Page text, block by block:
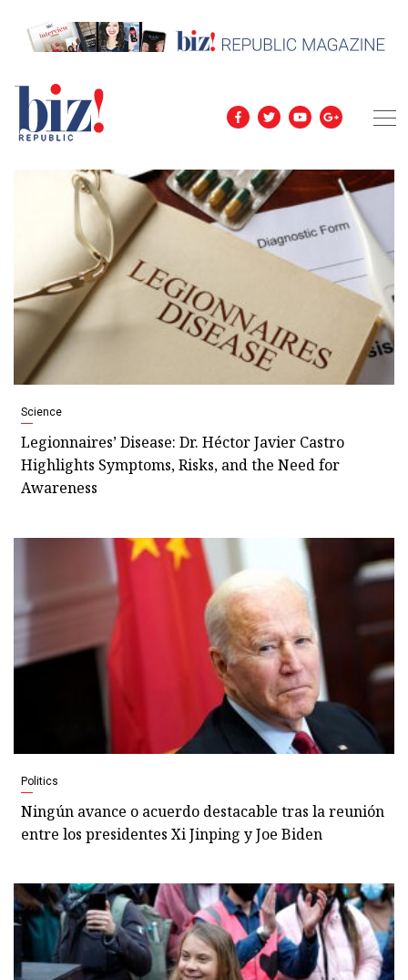
Science
Legionnaires’ Disease: Dr. Héctor Javier Castro
Highlights Symptoms, Risks, and the Need for
Awareness
Politics
Ningún avance o acuerdo destacable tras la reunión
entre los presidentes Xi Jinping y Joe Biden